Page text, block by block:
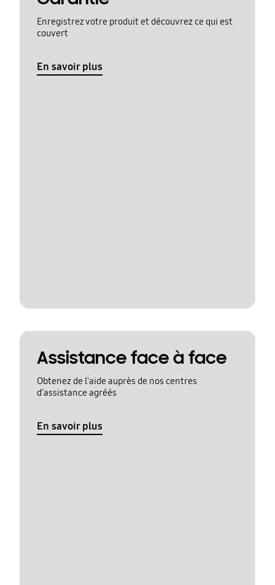
Enregistrez votre produit et découvrez ce qui est
couvert
En savoir plus
Assistance face à face
Obtenez de l'aide auprès de nos centres
d'assistance agréés
En savoir plus